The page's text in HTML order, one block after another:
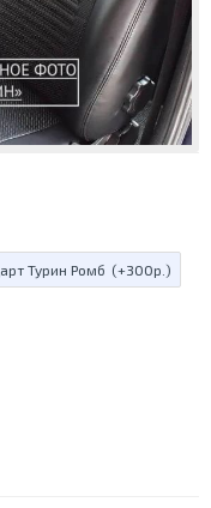
Турин Ромб (+300р.)